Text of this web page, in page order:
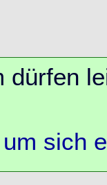
dürfen
sich